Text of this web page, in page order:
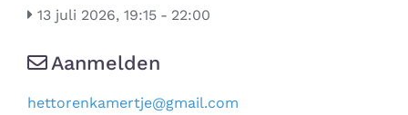
13 juli 2026, 19:15 - 22:00
Aanmelden
hettorenkamertje@gmail.com